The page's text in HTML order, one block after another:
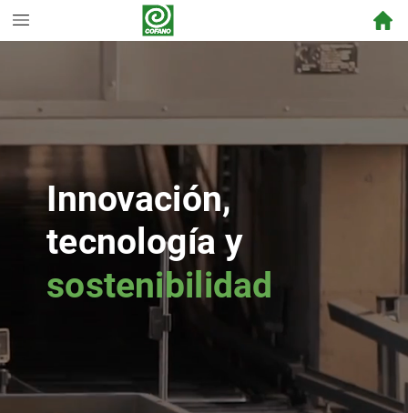
Innovación,
tecnología y
sostenibilidad